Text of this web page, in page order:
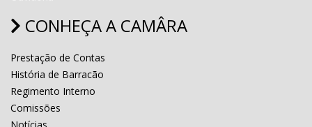
CONHEÇA A CAMÂRA
Prestação de Contas
História de Barracão
Regimento Interno
Comissões